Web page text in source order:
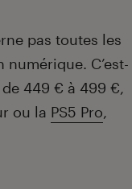
pas toutes les
C’est-
449 € à 499 €,
ou la PS5 Pro,